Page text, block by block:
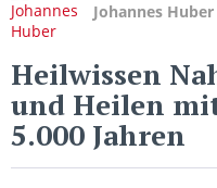
Johannes Huber
Heilwissen
und Heilen
5.000 Jahren